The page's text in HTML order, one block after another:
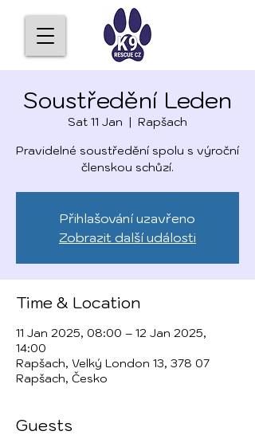
Soustředění Leden
Sat 11 Jan
  |
Rapšach
Pravidelné soustředění spolu s výroční
členskou schůzí.
Přihlašování uzavřeno
Zobrazit další události
Time & Location
11 Jan 2025, 08:00 – 12 Jan 2025,
14:00
Rapšach, Velký London 13, 378 07
Rapšach, Česko
Guests